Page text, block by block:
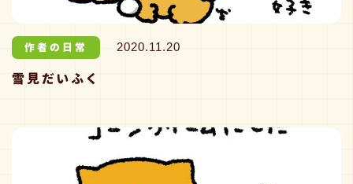
作者の日常 2020.11.20
雪見だいふく